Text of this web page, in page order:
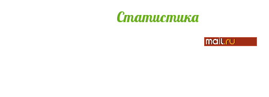
Статистика